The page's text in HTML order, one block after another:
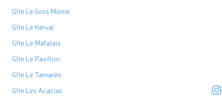
Gîte Le Gros Morne
Gîte Le Kerval
Gîte Le Mafatais
Gîte Le Pavillon
Gîte Le Tamaréo
Gîte Les Acacias